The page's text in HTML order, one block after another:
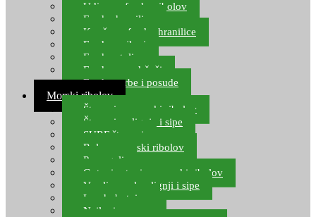
Udice za feeder ribolov
Feeder hranilice
Kopče za feeder hranilice
Feeder najloni
Feeder stolice
Feeder arm držači
Feeder torbe i posude
Morski ribolov
Štapovi za morski ribolov
Štapovi za lignje i sipe
SURF štapovi
Role za morski ribolov
Parangali
Gotovi setovi za morski ribolov
Varalice za lov lignji i sipe
Lov hobotnice
Najloni za more